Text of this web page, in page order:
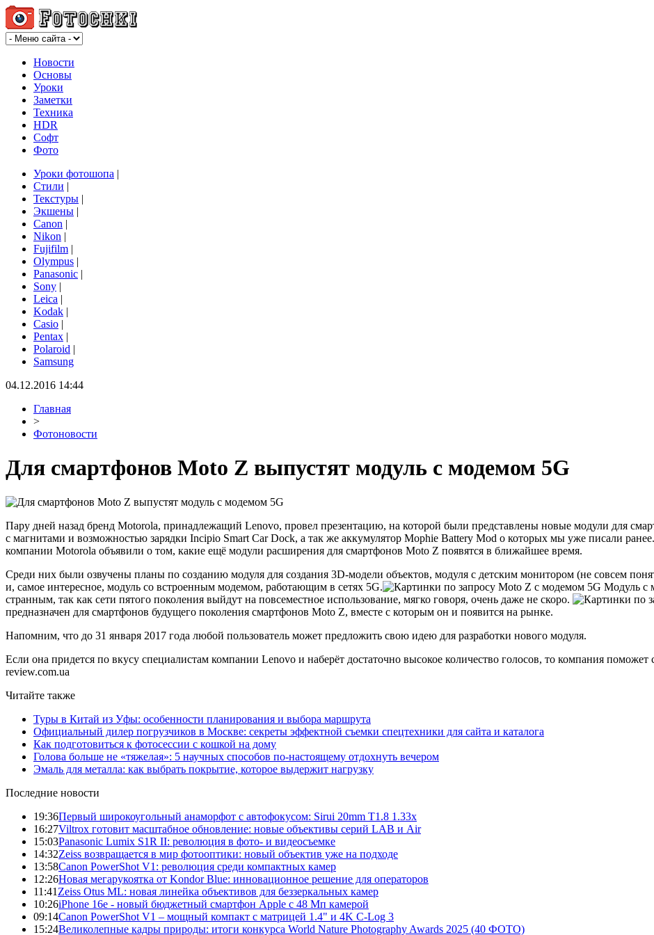
Новости
Основы
Уроки
Заметки
Техника
HDR
Софт
Фото
Уроки фотошопа |
Стили |
Текстуры |
Экшены |
Canon |
Nikon |
Fujifilm |
Olympus |
Panasonic |
Sony |
Leica |
Kodak |
Casio |
Pentax |
Polaroid |
Samsung
04.12.2016 14:44
Главная
>
Фотоновости
Для смартфонов Moto Z выпустят модуль с модемом 5G
Пару дней назад бренд Motorola, принадлежащий Lenovo, провел презентацию, на которой были представлены новые модули для
с магнитами и возможностью зарядки Incipio Smart Car Dock, а так же аккумулятор Mophie Battery Mod о которых мы уже писали
компании Motorola объявили о том, какие ещё модули расширения для смартфонов Moto Z появятся в ближайшее время.
Среди них были озвучены планы по созданию модуля для создания 3D-модели объектов, модуля с детским монитором (не совсем
и, самое интересное, модуль со встроенным модемом, работающим в сетях 5G.
Модуль с
странным, так как сети пятого поколения выйдут на повсеместное использование, мягко говоря, очень даже не скоро.
предназначен для смартфонов будущего поколения смартфонов Moto Z, вместе с которым он и появится на рынке.
Напомним, что до 31 января 2017 года любой пользователь может предложить свою идею для разработки нового модуля.
Если она придется по вкусу специалистам компании Lenovo и наберёт достаточно высокое количество голосов, то компания
review.com.ua
Читайте также
Туры в Китай из Уфы: особенности планирования и выбора маршрута
Официальный дилер погрузчиков в Москве: секреты эффектной съемки спецтехники для сайта и каталога
Как подготовиться к фотосессии с кошкой на дому
Голова больше не «тяжелая»: 5 научных способов по-настоящему отдохнуть вечером
Эмаль для металла: как выбрать покрытие, которое выдержит нагрузку
Последние новости
19:36Первый широкоугольный анаморфот с автофокусом: Sirui 20mm T1.8 1.33x
16:27Viltrox готовит масштабное обновление: новые объективы серий LAB и Air
15:03Panasonic Lumix S1R II: революция в фото- и видеосъемке
14:32Zeiss возвращается в мир фотооптики: новый объектив уже на подходе
13:58Canon PowerShot V1: революция среди компактных камер
12:26Новая мегарукоятка от Kondor Blue: инновационное решение для операторов
11:41 Zeiss Otus ML: новая линейка объективов для беззеркальных камер
10:26iPhone 16e - новый бюджетный смартфон Apple с 48 Мп камерой
09:14Canon PowerShot V1 – мощный компакт с матрицей 1.4" и 4K C-Log 3
15:24Великолепные кадры природы: итоги конкурса World Nature Photography Awards 2025 (40 ФОТО)